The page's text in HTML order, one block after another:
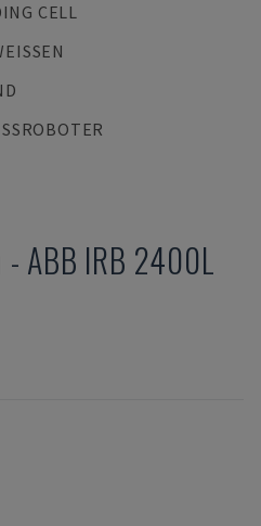
CELL
- ABB IRB 2400L